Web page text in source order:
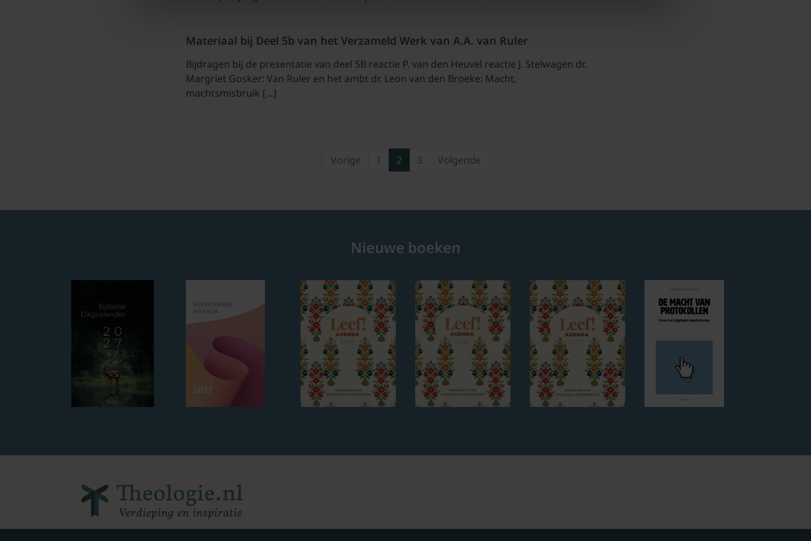
Materiaal bij Deel 5b van het Verzameld Werk van A.A. van Ruler
Bijdragen bij de presentatie van deel 5B reactie P. van den Heuvel reactie J. Stelwagen dr.
Margriet Gosker: Van Ruler en het ambt dr. Leon van den Broeke: Macht,
machtsmisbruik […]
Vorige 1 2 3 Volgende
Nieuwe boeken